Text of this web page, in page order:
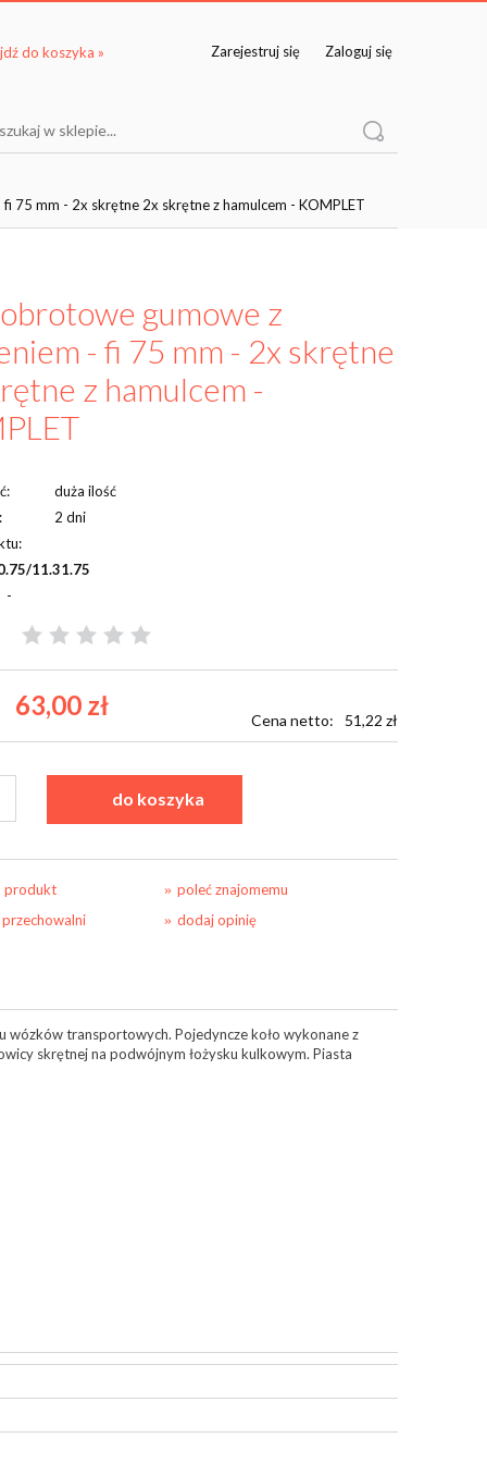
Zarejestruj się Zaloguj się
75 mm - 2x skrętne 2x skrętne z hamulcem - KOMPLET
obrotowe gumowe z
- fi 75 mm - 2x skrętne
z hamulcem -
duża ilość
2 dni
11.31.75
-
63,00 zł Cena netto: 51,22 zł
do koszyka
produkt
poleć znajomemu
dodaj opinię
wózków transportowych. Pojedyncze koło wykonane z
skrętnej na podwójnym łożysku kulkowym. Piasta